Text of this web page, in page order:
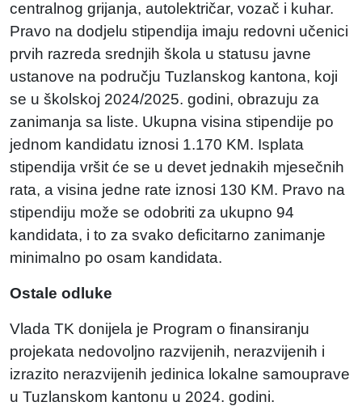
centralnog grijanja, autolektričar, vozač i kuhar.
Pravo na dodjelu stipendija imaju redovni učenici
prvih razreda srednjih škola u statusu javne
ustanove na području Tuzlanskog kantona, koji
se u školskoj 2024/2025. godini, obrazuju za
zanimanja sa liste. Ukupna visina stipendije po
jednom kandidatu iznosi 1.170 KM. Isplata
stipendija vršit će se u devet jednakih mjesečnih
rata, a visina jedne rate iznosi 130 KM. Pravo na
stipendiju može se odobriti za ukupno 94
kandidata, i to za svako deficitarno zanimanje
minimalno po osam kandidata.
Ostale odluke
Vlada TK donijela je Program o finansiranju
projekata nedovoljno razvijenih, nerazvijenih i
izrazito nerazvijenih jedinica lokalne samouprave
u Tuzlanskom kantonu u 2024. godini.